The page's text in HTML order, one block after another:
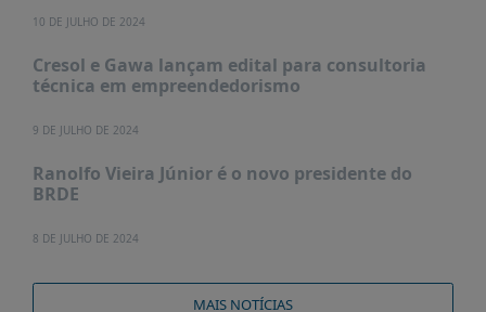
ABDE-
BID
PRÊMIO
DE
JORNALISMO
+
CONTATO
10 DE JULHO DE 2024
Cresol e Gawa lançam edital para consultoria
técnica em empreendedorismo
9 DE JULHO DE 2024
Ranolfo Vieira Júnior é o novo presidente do
BRDE
8 DE JULHO DE 2024
MAIS NOTÍCIAS